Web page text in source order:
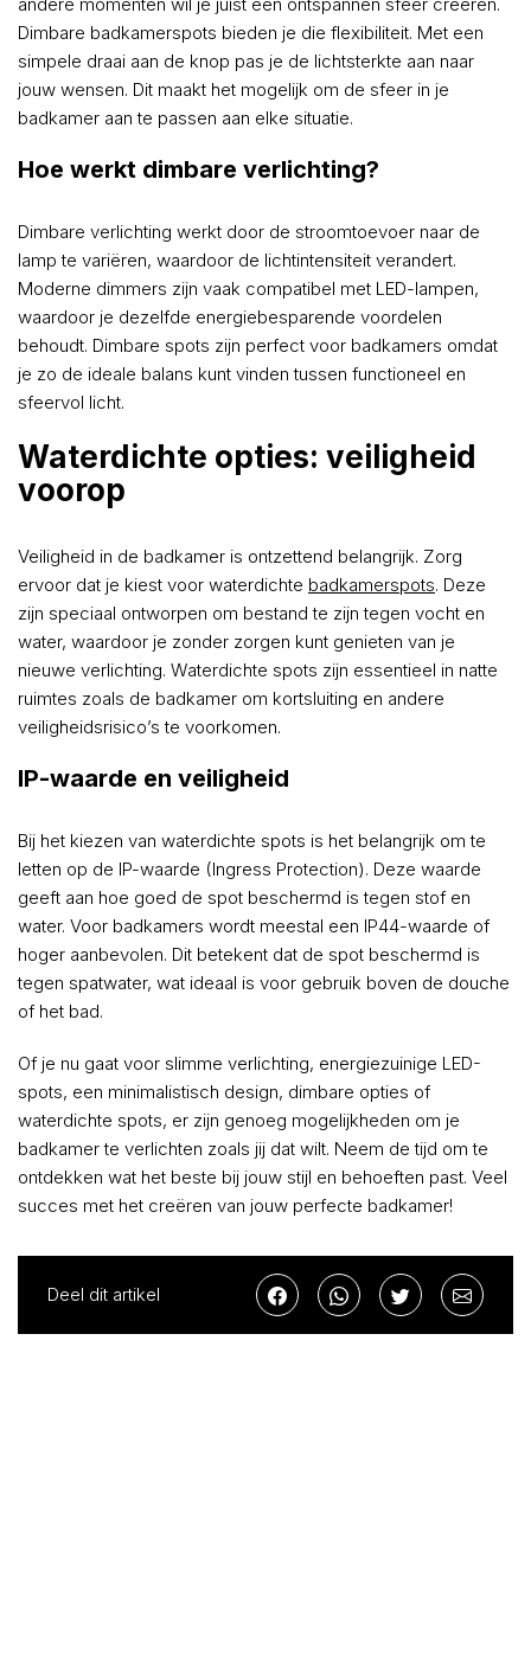
Dimbare badkamerspots bieden je die flexibiliteit. Met een
simpele draai aan de knop pas je de lichtsterkte aan naar
jouw wensen. Dit maakt het mogelijk om de sfeer in je
badkamer aan te passen aan elke situatie.
Hoe werkt dimbare verlichting?
Dimbare verlichting werkt door de stroomtoevoer naar de
lamp te variëren, waardoor de lichtintensiteit verandert.
Moderne dimmers zijn vaak compatibel met LED-lampen,
waardoor je dezelfde energiebesparende voordelen
behoudt. Dimbare spots zijn perfect voor badkamers omdat
je zo de ideale balans kunt vinden tussen functioneel en
sfeervol licht.
Waterdichte opties: veiligheid
voorop
Veiligheid in de badkamer is ontzettend belangrijk. Zorg
ervoor dat je kiest voor waterdichte badkamerspots. Deze
zijn speciaal ontworpen om bestand te zijn tegen vocht en
water, waardoor je zonder zorgen kunt genieten van je
nieuwe verlichting. Waterdichte spots zijn essentieel in natte
ruimtes zoals de badkamer om kortsluiting en andere
veiligheidsrisico’s te voorkomen.
IP-waarde en veiligheid
Bij het kiezen van waterdichte spots is het belangrijk om te
letten op de IP-waarde (Ingress Protection). Deze waarde
geeft aan hoe goed de spot beschermd is tegen stof en
water. Voor badkamers wordt meestal een IP44-waarde of
hoger aanbevolen. Dit betekent dat de spot beschermd is
tegen spatwater, wat ideaal is voor gebruik boven de douche
of het bad.
Of je nu gaat voor slimme verlichting, energiezuinige LED-
spots, een minimalistisch design, dimbare opties of
waterdichte spots, er zijn genoeg mogelijkheden om je
badkamer te verlichten zoals jij dat wilt. Neem de tijd om te
ontdekken wat het beste bij jouw stijl en behoeften past. Veel
succes met het creëren van jouw perfecte badkamer!
Deel dit artikel